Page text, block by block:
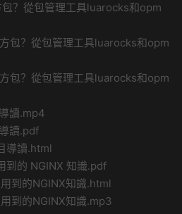
？從包管理工具luarocks和opm
包？從包管理工具luarocks和opm
包？從包管理工具luarocks和opm
讀.mp4
讀.pdf
導讀.html
到的 NGINX 知識.pdf
到的NGINX知識.html
到的NGINX知識.mp3